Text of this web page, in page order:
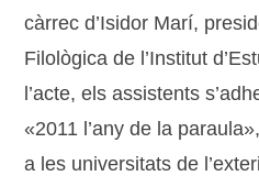
càrrec d’Isidor Marí,
Filològica de l’Institut
l’acte, els assistents
«2011 l’any de la
a les universitats de